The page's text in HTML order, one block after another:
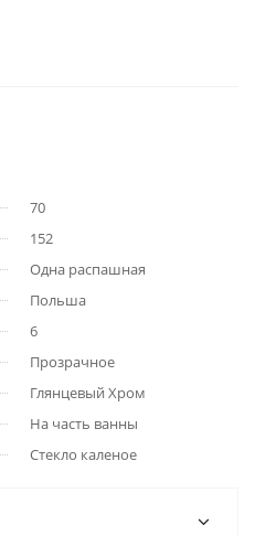
70
152
Одна распашная
Польша
6
Прозрачное
Глянцевый Хром
На часть ванны
Стекло каленое